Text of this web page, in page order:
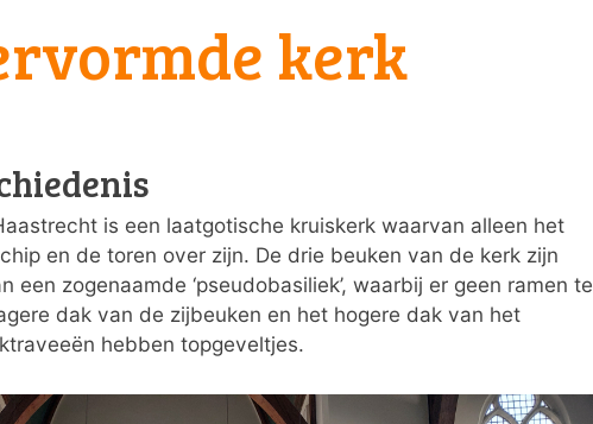
kerk
is een laatgotische kruiskerk waarvan alleen het
en de toren over zijn. De drie beuken van de kerk zijn
een zogenaamde ‘pseudobasiliek’, waarbij er geen ramen te
dak van de zijbeuken en het hogere dak van het
hebben topgeveltjes.